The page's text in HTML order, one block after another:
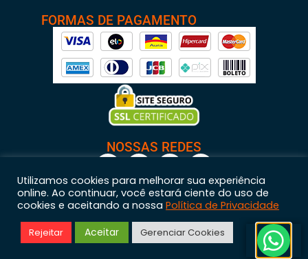
FORMAS DE PAGAMENTO
NOSSAS REDES
Astúrias Materiais para Construção © 2023 – Todos os direitos reservados. | CNPJ:
11.200.437/0001-95
Utilizamos cookies para melhorar sua experiência
online. Ao continuar, você estará ciente do uso de
cookies e aceitando a nossa Política de Privacidade
Rejeitar Aceitar Gerenciar Cookies